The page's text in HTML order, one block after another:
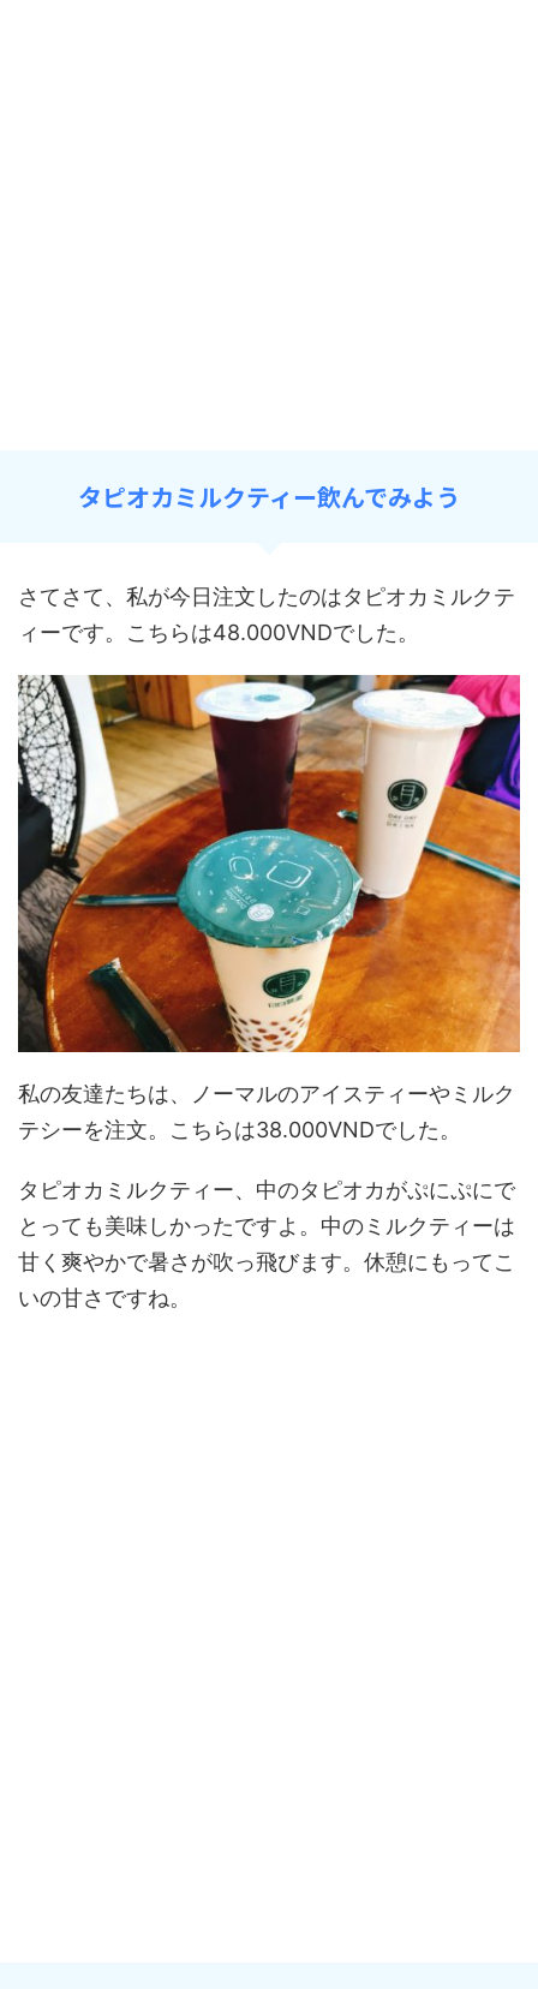
タピオカミルクティー飲んでみよう
さてさて、私が今日注文したのはタピオカミルクテ
ィーです。こちらは48.000VNDでした。
私の友達たちは、ノーマルのアイスティーやミルク
テシーを注文。こちらは38.000VNDでした。
タピオカミルクティー、中のタピオカがぷにぷにで
とっても美味しかったですよ。中のミルクティーは
甘く爽やかで暑さが吹っ飛びます。休憩にもってこ
いの甘さですね。